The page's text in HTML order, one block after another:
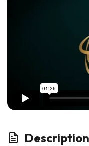
Description